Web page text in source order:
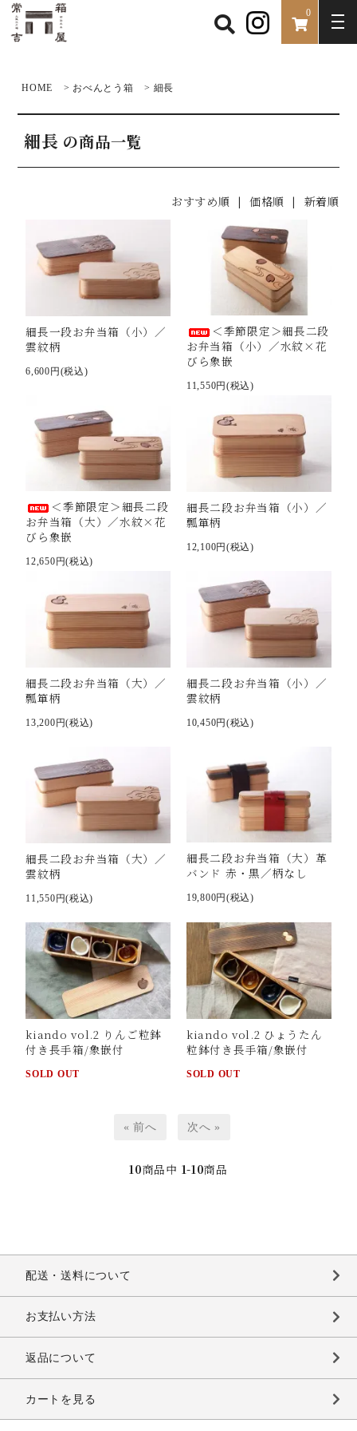
0
HOME > おべんとう箱 > 細長
細長 の商品一覧
おすすめ順 | 価格順 | 新着順
細長一段お弁当箱（小）／
雲紋柄
6,600円(税込)
＜季節限定＞細長二段
お弁当箱（小）／水紋×花
びら象嵌
11,550円(税込)
＜季節限定＞細長二段
お弁当箱（大）／水紋×花
びら象嵌
12,650円(税込)
細長二段お弁当箱（小）／
瓢箪柄
12,100円(税込)
細長二段お弁当箱（大）／
瓢箪柄
13,200円(税込)
細長二段お弁当箱（小）／
雲紋柄
10,450円(税込)
細長二段お弁当箱（大）／
雲紋柄
11,550円(税込)
細長二段お弁当箱（大）革
バンド 赤・黒／柄なし
19,800円(税込)
kiando vol.2 りんご粒鉢
付き長手箱/象嵌付
SOLD OUT
kiando vol.2 ひょうたん
粒鉢付き長手箱/象嵌付
SOLD OUT
« 前へ 次へ »
10商品中 1-10商品
配送・送料について
お支払い方法
返品について
カートを見る